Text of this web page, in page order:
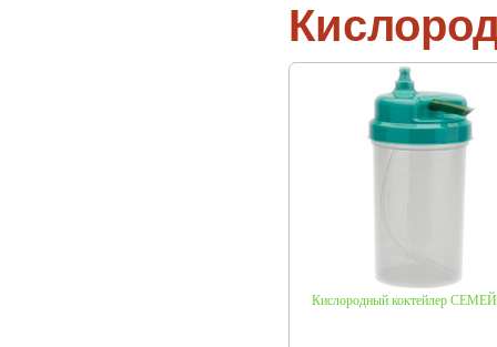
Кислородный коктейлер